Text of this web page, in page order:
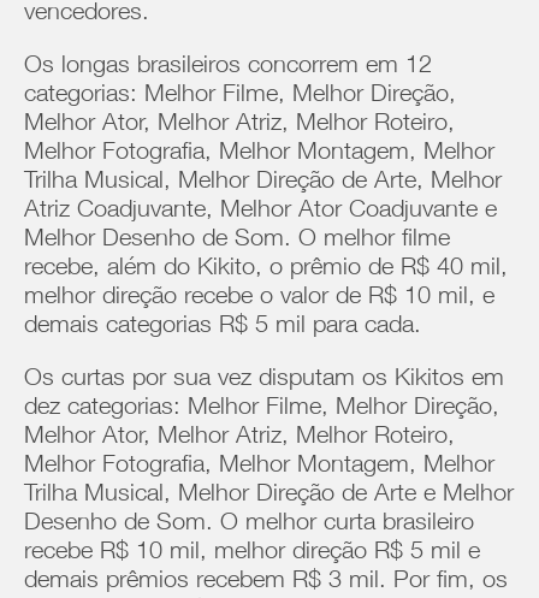
vencedores.
Os longas brasileiros concorrem em 12
categorias: Melhor Filme, Melhor Direção,
Melhor Ator, Melhor Atriz, Melhor Roteiro,
Melhor Fotografia, Melhor Montagem, Melhor
Trilha Musical, Melhor Direção de Arte, Melhor
Atriz Coadjuvante, Melhor Ator Coadjuvante e
Melhor Desenho de Som. O melhor filme
recebe, além do Kikito, o prêmio de R$ 40 mil,
melhor direção recebe o valor de R$ 10 mil, e
demais categorias R$ 5 mil para cada.
Os curtas por sua vez disputam os Kikitos em
dez categorias: Melhor Filme, Melhor Direção,
Melhor Ator, Melhor Atriz, Melhor Roteiro,
Melhor Fotografia, Melhor Montagem, Melhor
Trilha Musical, Melhor Direção de Arte e Melhor
Desenho de Som. O melhor curta brasileiro
recebe R$ 10 mil, melhor direção R$ 5 mil e
demais prêmios recebem R$ 3 mil. Por fim, os